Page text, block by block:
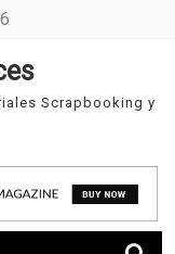
Scrapbooking y